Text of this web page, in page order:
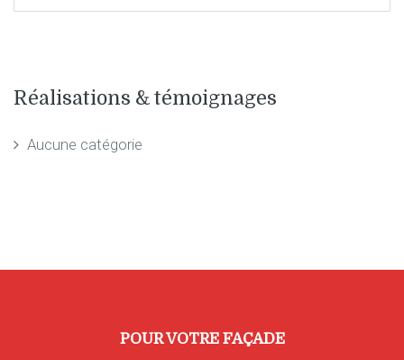
Réalisations & témoignages
Aucune catégorie
POUR VOTRE FAÇADE